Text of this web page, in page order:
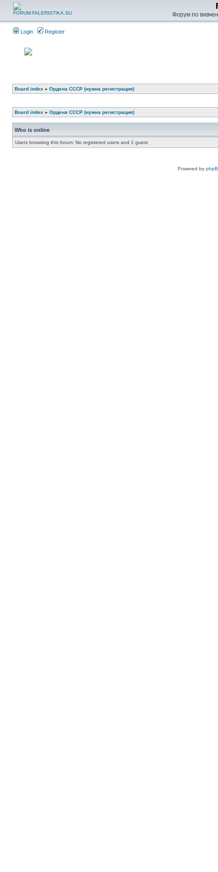
Форум по
Login Register
Board index » Ордена СССР (нужна регистрация)
Board index » Ордена СССР (нужна регистрация)
Who is online
Users browsing this forum: No registered users and 1 guest
Powered by